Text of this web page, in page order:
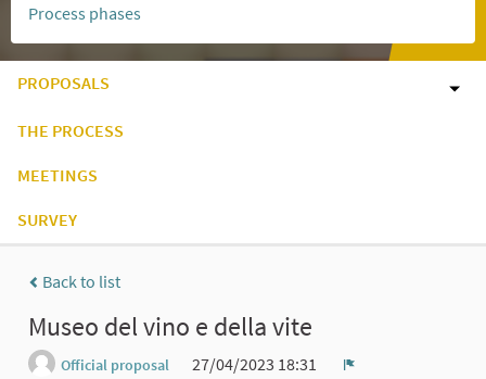
Process phases
PROPOSALS
THE PROCESS
MEETINGS
SURVEY
Back to list
Museo del vino e della vite
Official proposal
27/04/2023 18:31